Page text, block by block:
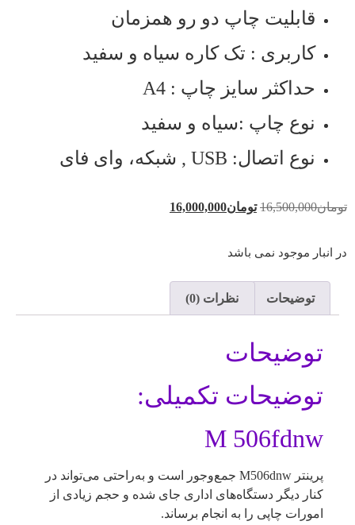
قابلیت چاپ دو رو همزمان
کاربری : تک کاره سیاه و سفید
حداکثر سایز چاپ : A4
نوع چاپ :سیاه و سفید
نوع اتصال: USB , شبکه، وای فای
تومان16,500,000 تومان16,000,000
در انبار موجود نمی باشد
توضیحات نظرات (0)
توضیحات
توضیحات تکمیلی:
M 506fdnw
پرینتر M506dnw جمع‌وجور است و به‌راحتی می‌تواند در
کنار دیگر دستگاه‌های اداری جای شده و حجم زیادی از
امورات چاپی را به انجام برساند.